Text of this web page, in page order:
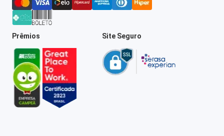
Prêmios Site Seguro